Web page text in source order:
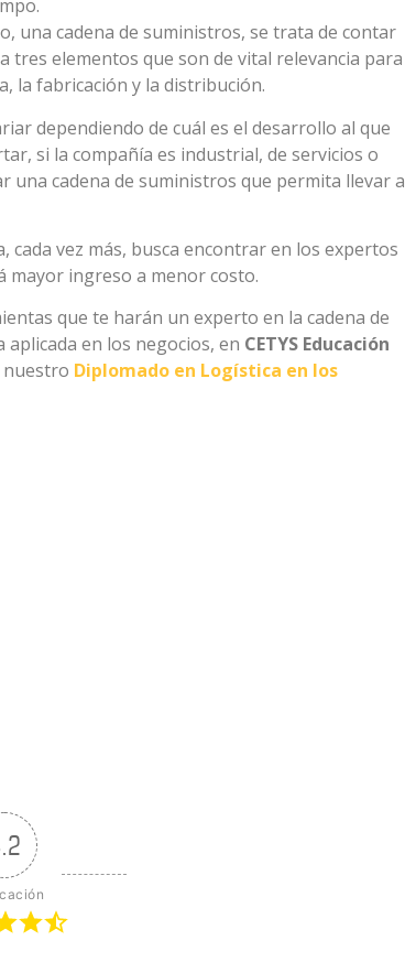
una cadena de suministros, se trata de contar
elementos que son de vital relevancia para
la fabricación y la distribución.
dependiendo de cuál es el desarrollo al que
si la compañía es industrial, de servicios o
una cadena de suministros que permita llevar a
cada vez más, busca encontrar en los expertos
mayor ingreso a menor costo.
que te harán un experto en la cadena de
en los negocios, en CETYS Educación
nuestro Diplomado en Logística en los